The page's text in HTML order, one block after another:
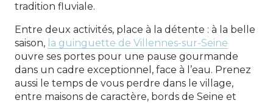
tradition fluviale.
Entre deux activités, place à la détente : à la belle
saison, la guinguette de Villennes-sur-Seine
ouvre ses portes pour une pause gourmande
dans un cadre exceptionnel, face à l’eau. Prenez
aussi le temps de vous perdre dans le village,
entre maisons de caractère, bords de Seine et